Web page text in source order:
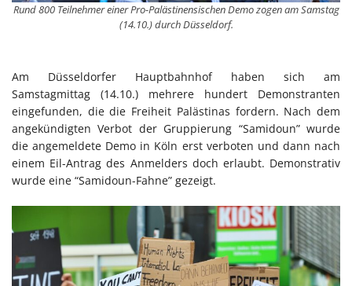
Rund 800 Teilnehmer einer Pro-Palästinensischen Demo zogen am Samstag
(14.10.) durch Düsseldorf.
Am Düsseldorfer Hauptbahnhof haben sich am
Samstagmittag (14.10.) mehrere hundert Demonstranten
eingefunden, die die Freiheit Palästinas fordern. Nach dem
angekündigten Verbot der Gruppierung “Samidoun” wurde
die angemeldete Demo in Köln erst verboten und dann nach
einem Eil-Antrag des Anmelders doch erlaubt. Demonstrativ
wurde eine “Samidoun-Fahne” gezeigt.